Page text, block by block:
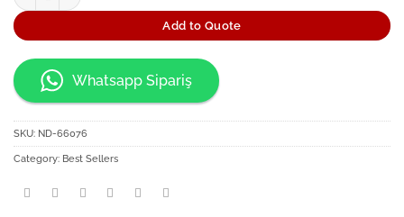
Add to Quote
Whatsapp Sipariş
SKU: ND-66076
Category: Best Sellers